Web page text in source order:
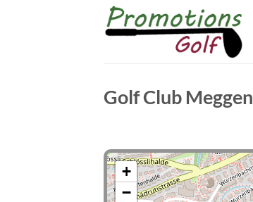
Golf Club Meggen
+
−